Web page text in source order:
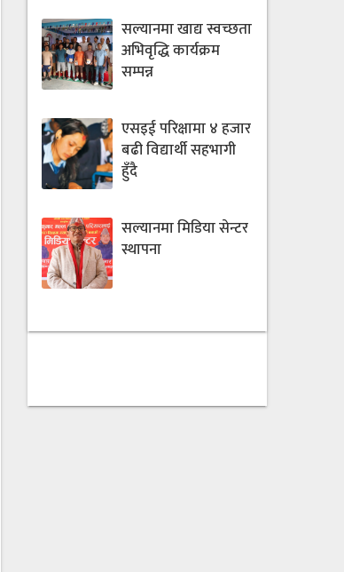
सल्यानमा खाद्य स्वच्छता
अभिवृद्धि कार्यक्रम
सम्पन्न
एसइई परिक्षामा ४ हजार
बढी विद्यार्थी सहभागी
हुँदै
सल्यानमा मिडिया सेन्टर
स्थापना